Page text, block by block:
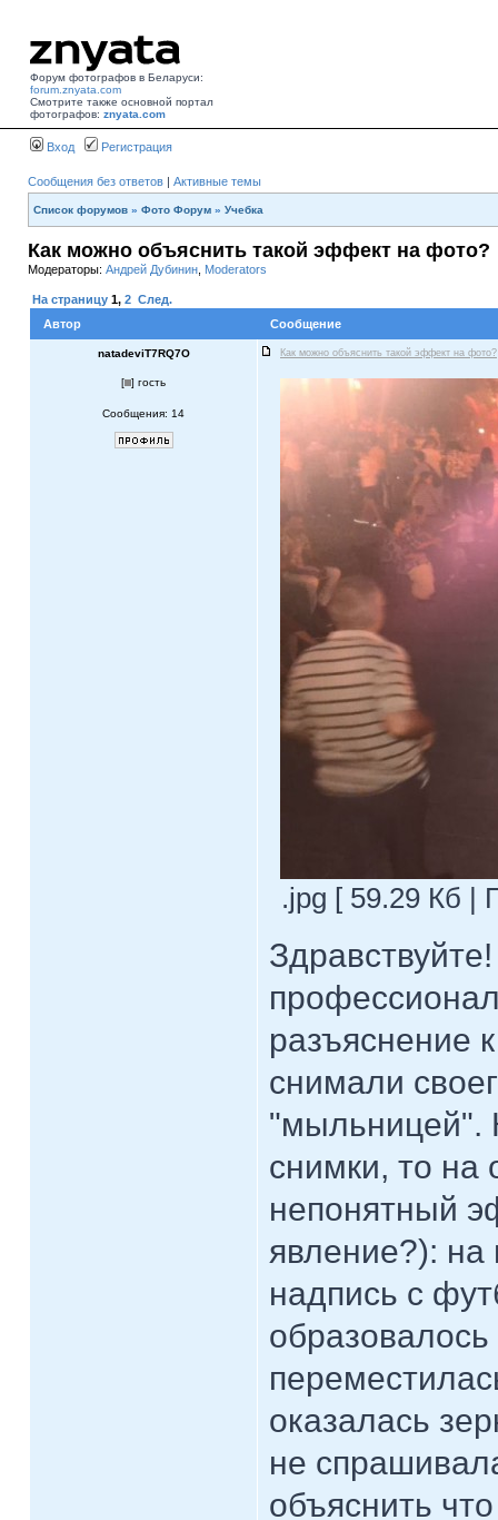
Форум фотографов в Беларуси:
forum.znyata.com
Смотрите также основной портал
фотографов: znyata.com
Вход Регистрация
Сообщения без ответов | Активные темы
Список форумов » Фото Форум » Учебка
Как можно объяснить такой эффект на фото?
Модераторы: Андрей Дубинин Moderators
На страницу 1, 2 След.
Автор
Сообщение
natadeviT7RQ7O Как можно объяснить такой эффект на фото?
[ ] гость
Сообщения: 14
.jpg [ 59.29 Кб |
разъяснение
снимали
"мыльницей".
снимки, то на
непонятный
явление?): на
надпись с
оказалась
не
объяснить